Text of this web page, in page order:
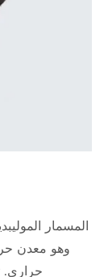
المسمار
وهو معدن
حراري.